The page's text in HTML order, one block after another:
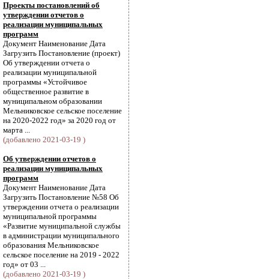
Проекты постановлений об
утверждении отчетов о
реализации муниципальных
программ
Документ Наименование Дата
Загрузить Постановление (проект)
Об утверждении отчета о
реализации муниципальной
программы «Устойчивое
общественное развитие в
муниципальном образовании
Мельниковское сельское поселение
на 2020-2022 год» за 2020 год от
марта ...
(добавлено 2021-03-19 )
Об утверждении отчетов о
реализации муниципальных
программ
Документ Наименование Дата
Загрузить Постановление №58 Об
утверждении отчета о реализации
муниципальной программы
«Развитие муниципальной службы
в администрации муниципального
образования Мельниковское
сельское поселение на 2019 - 2022
год» от 03 ...
(добавлено 2021-03-19 )